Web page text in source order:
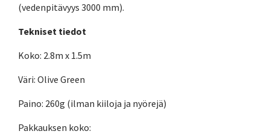
(vedenpitävyys 3000 mm).
Tekniset tiedot
Koko: 2.8m x 1.5m
Väri: Olive Green
Paino: 260g (ilman kiiloja ja nyörejä)
Pakkauksen koko: